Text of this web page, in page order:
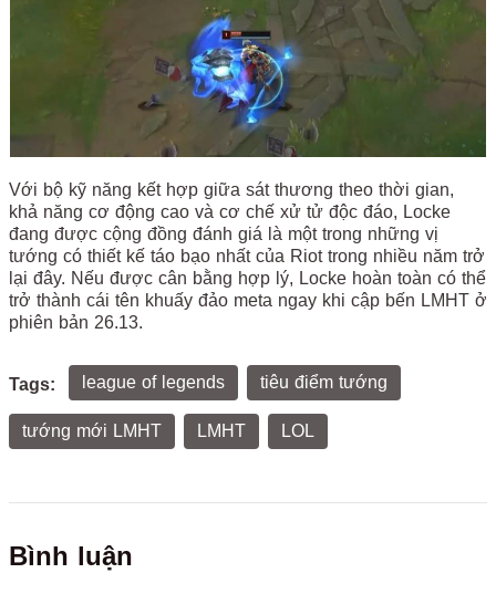
Với bộ kỹ năng kết hợp giữa sát thương theo thời gian,
khả năng cơ động cao và cơ chế xử tử độc đáo, Locke
đang được cộng đồng đánh giá là một trong những vị
tướng có thiết kế táo bạo nhất của Riot trong nhiều năm trở
lại đây. Nếu được cân bằng hợp lý, Locke hoàn toàn có thể
trở thành cái tên khuấy đảo meta ngay khi cập bến LMHT ở
phiên bản 26.13.
Tags: league of legends tiêu điểm tướng
tướng mới LMHT LMHT LOL
Bình luận